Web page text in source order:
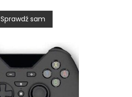
0
o
u
t
Sprawdź sam